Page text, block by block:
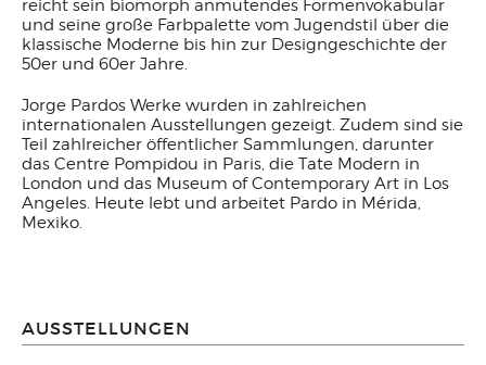
reicht sein biomorph anmutendes Formenvokabular
und seine große Farbpalette vom Jugendstil über die
klassische Moderne bis hin zur Designgeschichte der
50er und 60er Jahre.
Jorge Pardos Werke wurden in zahlreichen
internationalen Ausstellungen gezeigt. Zudem sind sie
Teil zahlreicher öffentlicher Sammlungen, darunter
das Centre Pompidou in Paris, die Tate Modern in
London und das Museum of Contemporary Art in Los
Angeles. Heute lebt und arbeitet Pardo in Mérida,
Mexiko.
AUSSTELLUNGEN